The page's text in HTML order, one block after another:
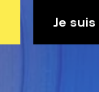
Je suis